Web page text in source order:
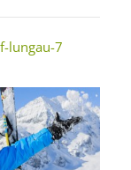
lungau-7